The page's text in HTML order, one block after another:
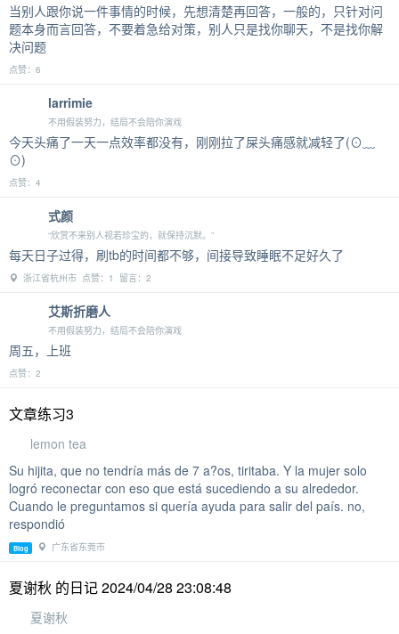
当别人跟你说一件事情的时候，先想清楚再回答，一般的，只针对问
题本身而言回答，不要着急给对策，别人只是找你聊天，不是找你解
决问题
点赞：6
larrimie
不用假装努力，结局不会陪你演戏
今天头痛了一天一点效率都没有，刚刚拉了屎头痛感就减轻了(⊙﹏
⊙)
点赞：4
式颜
“欣赏不来别人视若珍宝的，就保持沉默。”
每天日子过得，刷tb的时间都不够，间接导致睡眠不足好久了
浙江省杭州市 点赞：1 留言：2
艾斯折磨人
不用假装努力，结局不会陪你演戏
周五，上班
点赞：2
文章练习3
lemon tea
Su hijita, que no tendría más de 7 a?os, tiritaba. Y la mujer solo
logró reconectar con eso que está sucediendo a su alrededor.
Cuando le preguntamos si quería ayuda para salir del país. no,
respondió
Blog 广东省东莞市
夏谢秋 的日记 2024/04/28 23:08:48
夏谢秋